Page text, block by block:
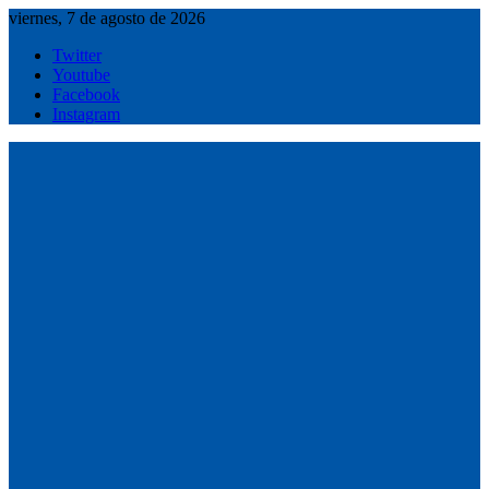
Saltar
contenido
viernes, 7 de agosto de 2026
Twitter
Youtube
Facebook
Instagram